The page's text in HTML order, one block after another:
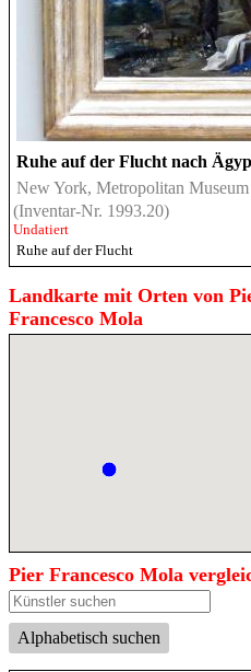
Ruhe auf der Flucht nach
New York, Metropolitan
(Inventar-Nr. 1993.20)
Undatiert
Ruhe auf der Flucht
Landkarte mit Orten von
Francesco Mola
Pier Francesco Mola
Alphabetisch suchen